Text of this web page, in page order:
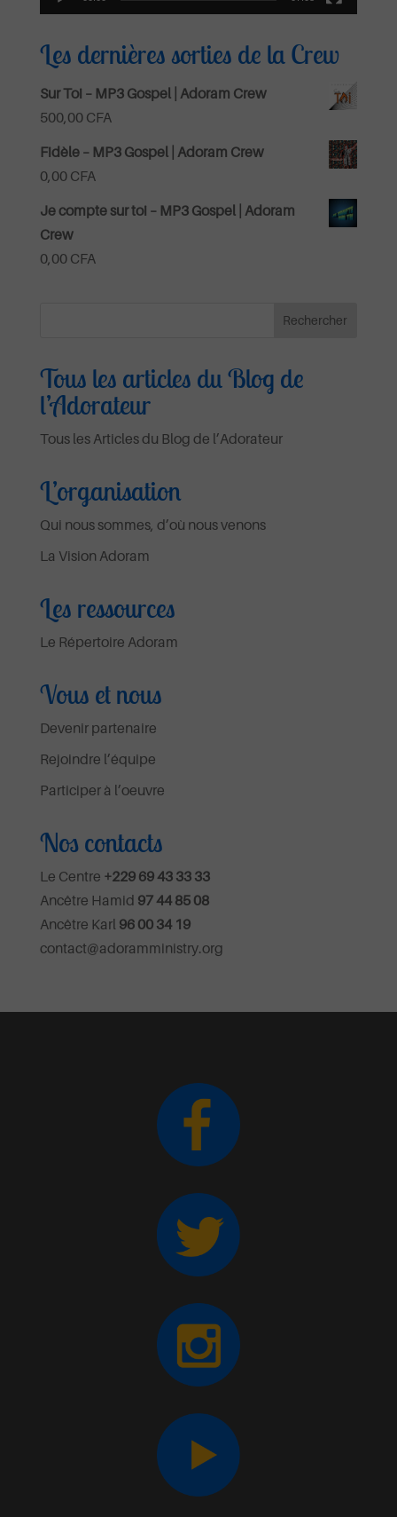
Les dernières sorties de la Crew
Sur Toi – MP3 Gospel | Adoram Crew
500,00 CFA
Fidèle – MP3 Gospel | Adoram Crew
0,00 CFA
Je compte sur toi – MP3 Gospel | Adoram
Crew
0,00 CFA
Tous les articles du Blog de
l’Adorateur
Tous les Articles du Blog de l’Adorateur
L’organisation
Qui nous sommes, d’où nous venons
La Vision Adoram
Les ressources
Le Répertoire Adoram
Vous et nous
Devenir partenaire
Rejoindre l’équipe
Participer à l’oeuvre
Nos contacts
Le Centre +229 69 43 33 33
Ancêtre Hamid 97 44 85 08
Ancêtre Karl 96 00 34 19
contact@adoramministry.org